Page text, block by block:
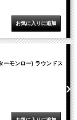
ーモンロー) ラウンドス